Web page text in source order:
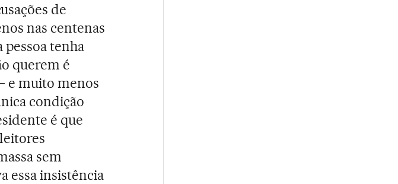
de
nas centenas
pessoa tenha
querem é
e muito menos
condição
é que
sem
essa insistência